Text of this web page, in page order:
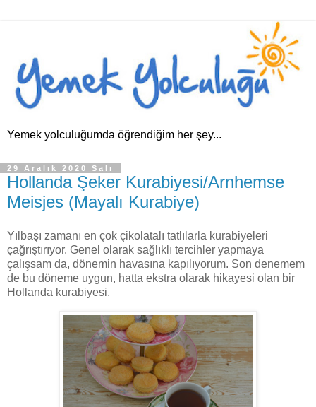
Yemek yolculuğumda öğrendiğim her şey...
29 Aralık 2020 Salı
Hollanda Şeker Kurabiyesi/Arnhemse
Meisjes (Mayalı Kurabiye)
Yılbaşı zamanı en çok çikolatalı tatlılarla kurabiyeleri
çağrıştırıyor. Genel olarak sağlıklı tercihler yapmaya
çalışsam da, dönemin havasına kapılıyorum. Son denemem
de bu döneme uygun, hatta ekstra olarak hikayesi olan bir
Hollanda kurabiyesi.